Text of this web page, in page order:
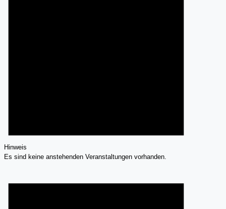
Hinweis
Es sind keine anstehenden Veranstaltungen vorhanden.